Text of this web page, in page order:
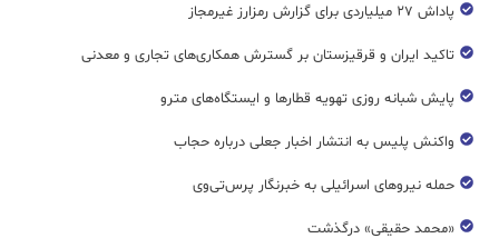
پاداش ۲۷ میلیاردی برای گزارش رمزارز غیرمجاز
تاکید ایران و قرقیزستان بر گسترش همکاری‌های تجاری و معدنی
پایش شبانه روزی تهویه قطار‌ها و ایستگاه‌های مترو
واکنش پلیس به انتشار اخبار جعلی درباره حجاب
حمله نیروهای اسرائیلی به خبرنگار پرس‌تی‌وی
«محمد حقیقی» درگذشت